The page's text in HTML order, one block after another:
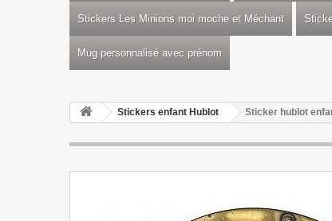
Stickers Les Minions moi moche et Méchant
Mug personnalisé avec prénom
Stickers enfant Hublot Sticker hublot